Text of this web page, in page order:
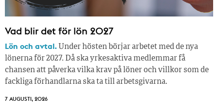
Vad blir det för lön 2027
Lön och avtal. Under hösten börjar arbetet med de nya
lönerna för 2027. Då ska yrkesaktiva medlemmar få
chansen att påverka vilka krav på löner och villkor som de
fackliga förhandlarna ska ta till arbetsgivarna.
7 AUGUSTI, 2026